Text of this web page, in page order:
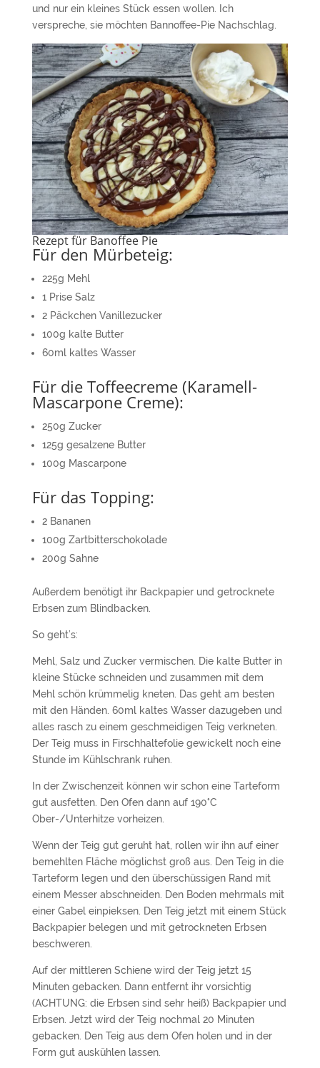
und nur ein kleines Stück essen wollen. Ich
verspreche, sie möchten Bannoffee-Pie Nachschlag.
Rezept für Banoffee Pie
Für den Mürbeteig:
225g Mehl
1 Prise Salz
2 Päckchen Vanillezucker
100g kalte Butter
60ml kaltes Wasser
Für die Toffeecreme (Karamell-
Mascarpone Creme):
250g Zucker
125g gesalzene Butter
100g Mascarpone
Für das Topping:
2 Bananen
100g Zartbitterschokolade
200g Sahne
Außerdem benötigt ihr Backpapier und getrocknete
Erbsen zum Blindbacken.
So geht’s:
Mehl, Salz und Zucker vermischen. Die kalte Butter in
kleine Stücke schneiden und zusammen mit dem
Mehl schön krümmelig kneten. Das geht am besten
mit den Händen. 60ml kaltes Wasser dazugeben und
alles rasch zu einem geschmeidigen Teig verkneten.
Der Teig muss in Firschhaltefolie gewickelt noch eine
Stunde im Kühlschrank ruhen.
In der Zwischenzeit können wir schon eine Tarteform
gut ausfetten. Den Ofen dann auf 190°C
Ober-/Unterhitze vorheizen.
Wenn der Teig gut geruht hat, rollen wir ihn auf einer
bemehlten Fläche möglichst groß aus. Den Teig in die
Tarteform legen und den überschüssigen Rand mit
einem Messer abschneiden. Den Boden mehrmals mit
einer Gabel einpieksen. Den Teig jetzt mit einem Stück
Backpapier belegen und mit getrockneten Erbsen
beschweren.
Auf der mittleren Schiene wird der Teig jetzt 15
Minuten gebacken. Dann entfernt ihr vorsichtig
(ACHTUNG: die Erbsen sind sehr heiß) Backpapier und
Erbsen. Jetzt wird der Teig nochmal 20 Minuten
gebacken. Den Teig aus dem Ofen holen und in der
Form gut auskühlen lassen.